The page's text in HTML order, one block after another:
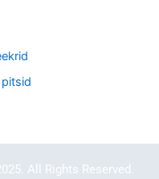
All Rights Reserved.